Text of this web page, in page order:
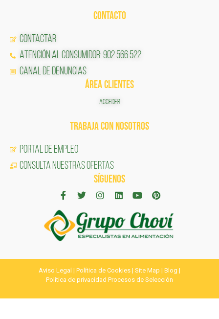
CONTACTO
Contactar
Atención al Consumidor: 902 566 522
Canal de Denuncias
ÁREA CLIENTES
ACCEDER
TRABAJA CON NOSOTROS
Portal de Empleo
CONSULTA NUESTRAS OFERTAS
SÍGUENOS
Aviso Legal | Política de Cookies | Site Map | Blog |
Política de privacidad Procesos de Selección